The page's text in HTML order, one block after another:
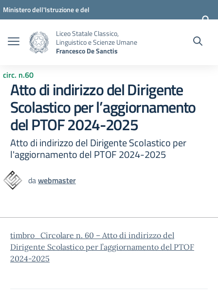
Vai ai contenuti
Vai al menu di navigazione
Vai al footer
Ministero dell'Istruzione e del
Liceo Statale Classico,
Linguistico e Scienze Umane
Francesco De Sanctis
circ. n.60
Atto di indirizzo del Dirigente
Scolastico per l’aggiornamento
del PTOF 2024-2025
Atto di indirizzo del Dirigente Scolastico per
l'aggiornamento del PTOF 2024-2025
dawebmaster
timbro_Circolare n. 60 – Atto di indirizzo del
Dirigente Scolastico per l’aggiornamento del PTOF
2024-2025